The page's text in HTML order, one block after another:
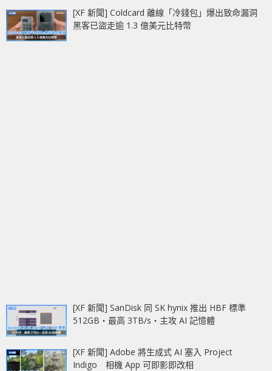
[XF 新聞] Coldcard 離線「冷錢包」爆出致命漏洞
黑客已盜走逾 1.3 億美元比特幣
[XF 新聞] SanDisk 同 SK hynix 推出 HBF 標準
512GB‧最高 3TB/s‧主攻 AI 記憶體
[XF 新聞] Adobe 將生成式 AI 塞入 Project
Indigo 相機 App 可即影即改相